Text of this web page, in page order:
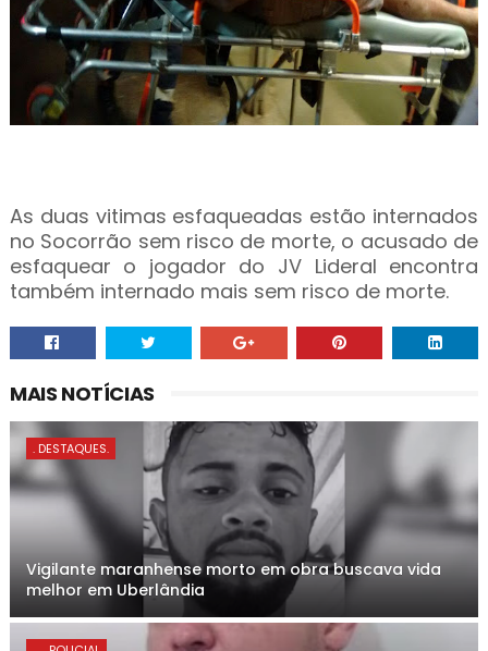
As duas vitimas esfaqueadas estão internados
no Socorrão sem risco de morte, o acusado de
esfaquear o jogador do JV Lideral encontra
também internado mais sem risco de morte.
MAIS NOTÍCIAS
. DESTAQUES.
Vigilante maranhense morto em obra buscava vida
melhor em Uberlândia